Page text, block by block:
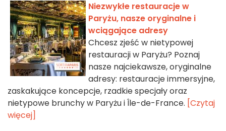
Niezwykłe restauracje w
Paryżu, nasze oryginalne i
wciągające adresy
Chcesz zjeść w nietypowej
restauracji w Paryżu? Poznaj
nasze najciekawsze, oryginalne
adresy: restauracje immersyjne,
zaskakujące koncepcje, rzadkie specjały oraz
nietypowe brunchy w Paryżu i Île-de-France. [Czytaj
więcej]